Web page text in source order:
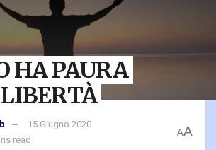
HA PAURA
15 Giugno 2020
read
AA